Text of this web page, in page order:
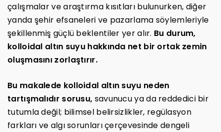
çalışmalar ve araştırma kısıtları bulunurken, diğer
yanda şehir efsaneleri ve pazarlama söylemleriyle
şekillenmiş güçlü beklentiler yer alır. Bu durum,
kolloidal altın suyu hakkında net bir ortak zemin
oluşmasını zorlaştırır.
Bu makalede kolloidal altın suyu neden
tartışmalıdır sorusu, savunucu ya da reddedici bir
tutumla değil; bilimsel belirsizlikler, regülasyon
farkları ve algı sorunları çerçevesinde dengeli